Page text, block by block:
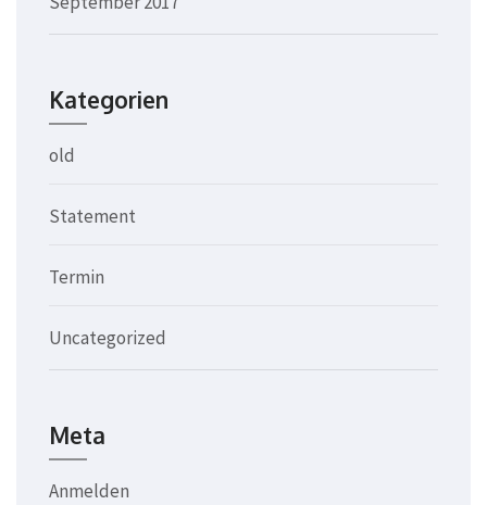
Kategorien
old
Statement
Termin
Uncategorized
Meta
Anmelden